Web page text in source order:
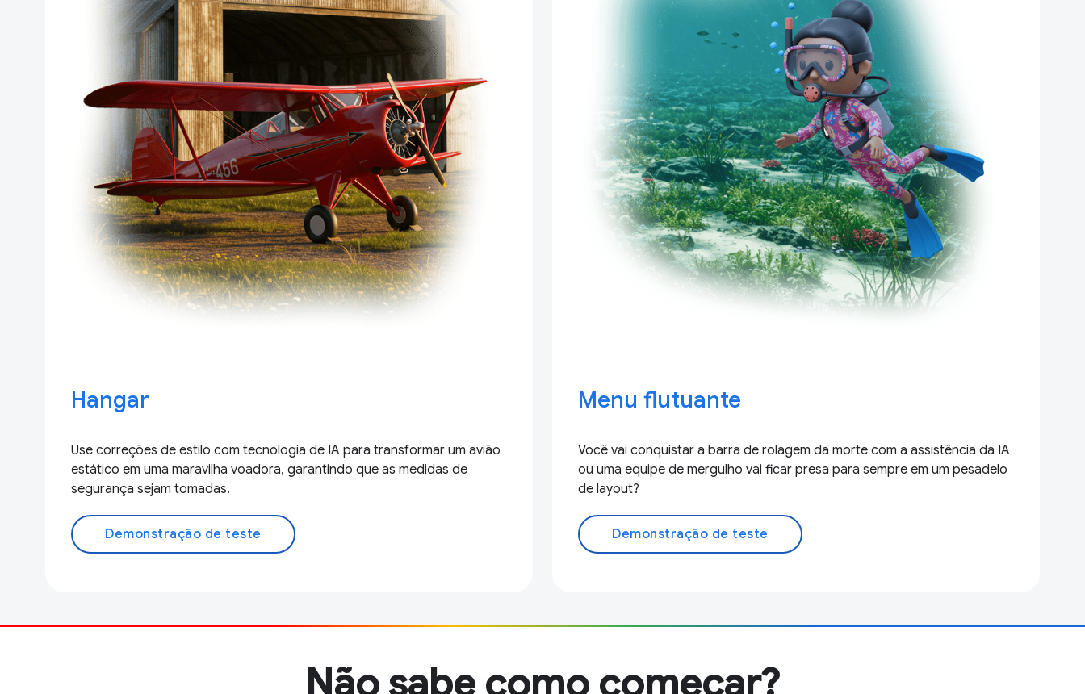
Hangar
Use correções de estilo com tecnologia de IA para transformar um avião
estático em uma maravilha voadora, garantindo que as medidas de
segurança sejam tomadas.
Demonstração de teste
Menu flutuante
Você vai conquistar a barra de rolagem da morte com a assistência da IA
ou uma equipe de mergulho vai ficar presa para sempre em um pesadelo
de layout?
Demonstração de teste
Não sabe como começar?